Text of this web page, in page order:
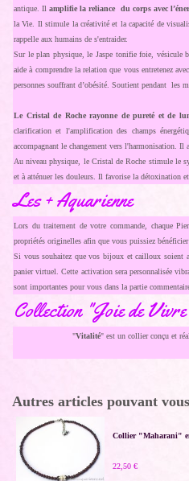
antique. Ilamplifie la reliance du corps avec
la Vie. Il stimule la créativité et la capacité de
rappelle aux humains de s'entraider.
Sur le plan physique, le Jaspe tonifie foie, vésicule
aide à comprendre la relation que vous entretenez
personnes souffrant d’obésité. Soutient pendant les
Le Cristal de Roche rayonne de pureté et de
clarification et l'amplification des champs
accompagnant le changement vers l'harmonisation.
Au niveau physique, le Cristal de Roche stimule le
et à atténuer les douleurs. Il favorise la détoxination
Les + Aquarienne
Lors du traitement de votre commande, chaque
propriétés originelles afin que vous puissiez
Si vous souhaitez que vos bijoux et cailloux soient
panier virtuel. Cette activation sera personnalisée
sont importantes pour vous dans la partie
Collection "Joie de
"Vitalité" est un collier conçu et
Autres articles pouvant
Collier "Maharani"
22,50 €